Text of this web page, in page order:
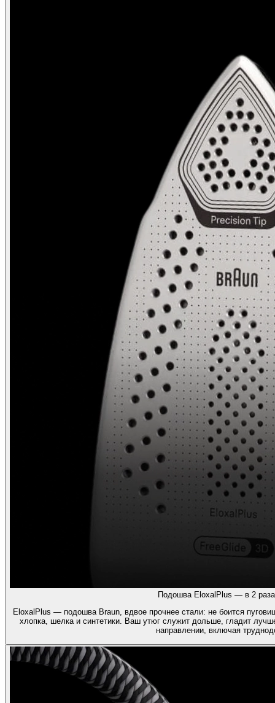
Подошва EloxalPlus — в 2 раза
EloxalPlus — подошва Braun, вдвое прочнее стали: не боится
хлопка, шелка и синтетики. Ваш утюг служит дольше, гладит
направлении, включая